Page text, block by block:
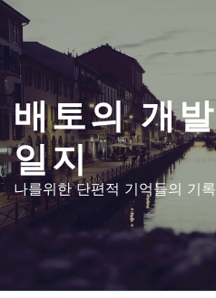
콘
츠
로
건
뛰
기
배토의 개발
일지
나를위한 단편적 기억들의 기록